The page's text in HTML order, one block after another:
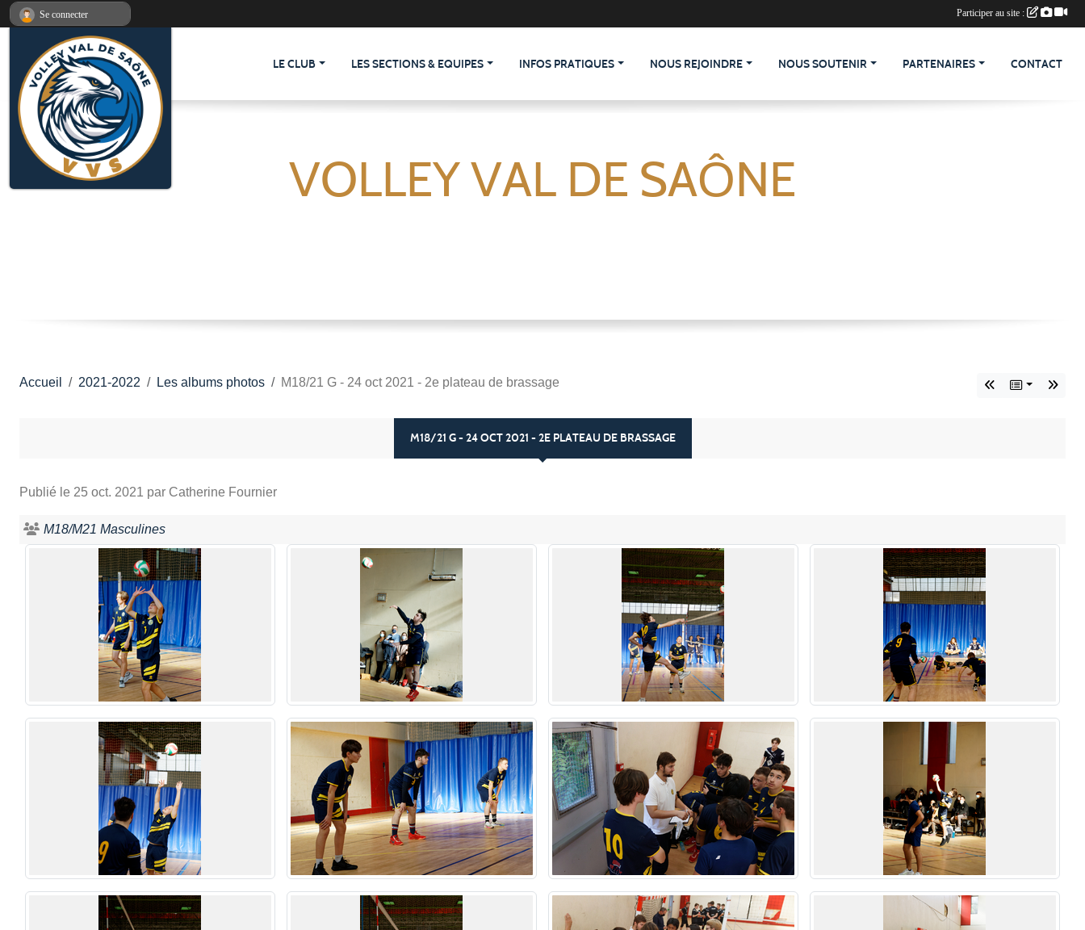
LE CLUB LES SECTIONS & EQUIPES INFOS PRATIQUES NOUS REJOINDRE NOUS SOUTENIR PARTENAIRES CONTACT
VOLLEY VAL DE SAÔNE
Accueil 2021-2022 Les albums photos M18/21 G - 24 oct 2021 - 2e plateau de brassage
M18/21 G - 24 OCT 2021 - 2E PLATEAU DE BRASSAGE
Publié le 25 oct. 2021 par Catherine Fournier
M18/M21 Masculines
Se connecter Participer au site :
Panneau de gestion des cookies